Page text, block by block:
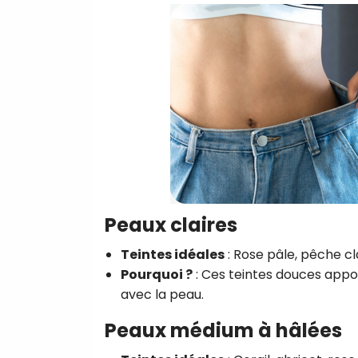
Peaux claires
Teintes idéales: Rose pâle, pêche
Pourquoi ?: Ces teintes douces
avec la peau.
Peaux médium à hâlées